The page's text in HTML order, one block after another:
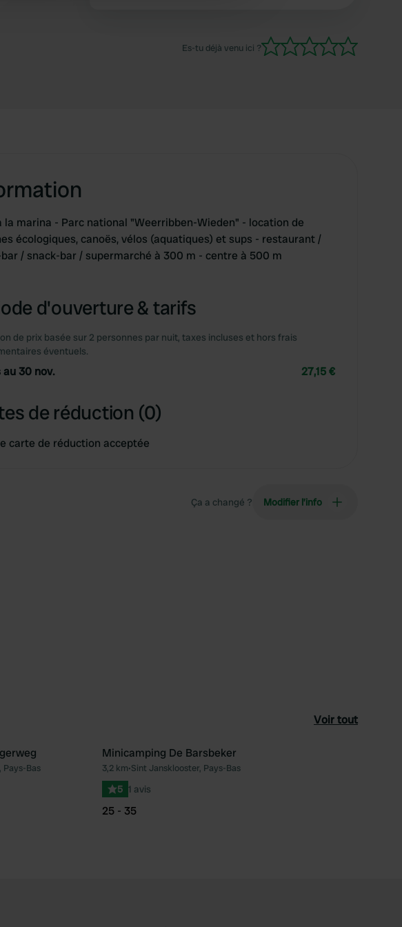
Es-tu déjà venu ici ?
la marina - Parc national "Weerribben-Wieden" - location de
écologiques, canoës, vélos (aquatiques) et sups - restaurant /
/ snack-bar / supermarché à 300 m - centre à 500 m
d'ouverture & tarifs
de prix basée sur 2 personnes par nuit, taxes incluses et hors frais
éventuels.
au 30 nov. 27,15 €
de réduction (0)
carte de réduction acceptée
Ça a changé ? Modifier l’info
Voir tout
Préféré
Pays-Bas
Minicamping De Barsbeker
3,2 km•Sint Jansklooster, Pays-Bas
5 1 avis
25 - 35